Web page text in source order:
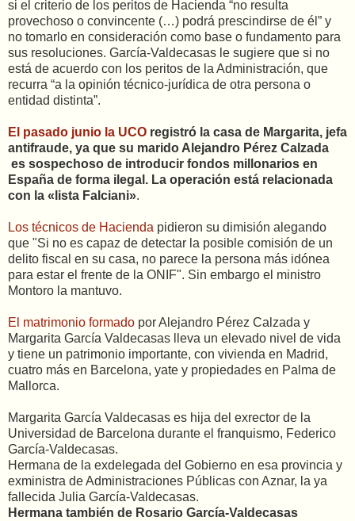
si el criterio de los peritos de Hacienda “no resulta
provechoso o convincente (…) podrá prescindirse de él” y
no tomarlo en consideración como base o fundamento para
sus resoluciones. García-Valdecasas le sugiere que si no
está de acuerdo con los peritos de la Administración, que
recurra “a la opinión técnico-jurídica de otra persona o
entidad distinta”.
El pasado junio la UCO registró la casa de Margarita, jefa
antifraude, ya que su marido Alejandro Pérez Calzada
es sospechoso de introducir fondos millonarios en
España de forma ilegal. La operación está relacionada
con la «lista Falciani».
Los técnicos de Hacienda pidieron su dimisión alegando
que "Si no es capaz de detectar la posible comisión de un
delito fiscal en su casa, no parece la persona más idónea
para estar el frente de la ONIF". Sin embargo el ministro
Montoro la mantuvo.
El matrimonio formado por Alejandro Pérez Calzada y
Margarita García Valdecasas lleva un elevado nivel de vida
y tiene un patrimonio importante, con vivienda en Madrid,
cuatro más en Barcelona, yate y propiedades en Palma de
Mallorca.
Margarita García Valdecasas es hija del exrector de la
Universidad de Barcelona durante el franquismo, Federico
García-Valdecasas.
Hermana de la exdelegada del Gobierno en esa provincia y
exministra de Administraciones Públicas con Aznar, la ya
fallecida Julia García-Valdecasas.
Hermana también de Rosario García-Valdecasas